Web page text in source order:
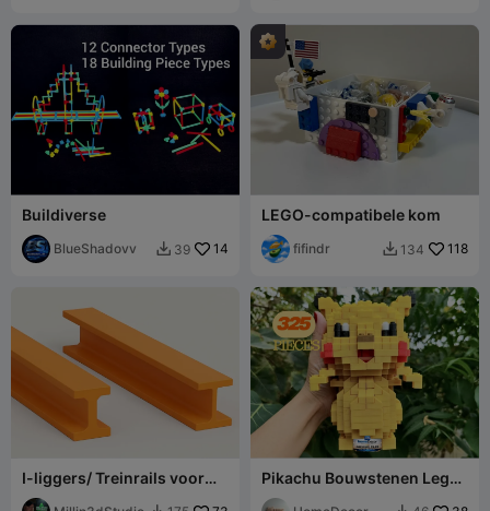
Buildiverse
BlueShadovv  39 14
LEGO-compatibele kom
fifindr  134 118
I-liggers/ Treinrails voor
projecten
Pikachu Bouwstenen Lego-
stijl